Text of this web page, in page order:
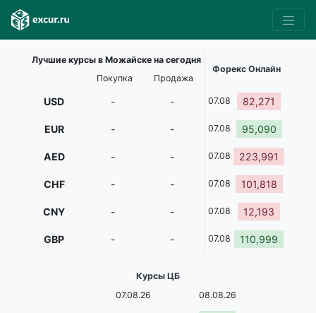
Лучшие курсы в Можайске на сегодня
Форекс Онлайн
Покупка
Продажа
USD - - 07.08 82,271
EUR - - 07.08 95,090
AED - - 07.08 223,991
CHF - - 07.08 101,818
CNY - - 07.08 12,193
GBP - - 07.08 110,999
Курсы ЦБ
07.08.26
08.08.26